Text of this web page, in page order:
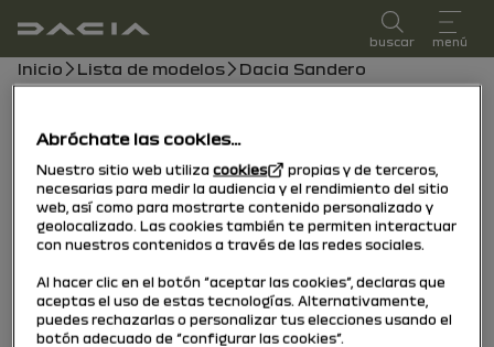
Manual de usuario
buscar menú
Ruta de navegación
Inicio Lista de modelos Dacia Sandero
15/10/2025a hoy
Explorar Manual testigos Guía en PDF
Buscar
Abróchate las cookies...
Nuestro sitio web utilizacookies
propias y de terceros,
necesarias para medir la audiencia y el rendimiento del sitio
web, así como para mostrarte contenido personalizado y
geolocalizado. Las cookies también te permiten interactuar
con nuestros contenidos a través de las redes sociales.
Al hacer clic en el botón “aceptar las cookies”, declaras que
aceptas el uso de estas tecnologías. Alternativamente,
puedes rechazarlas o personalizar tus elecciones usando el
botón adecuado de “configurar las cookies”.